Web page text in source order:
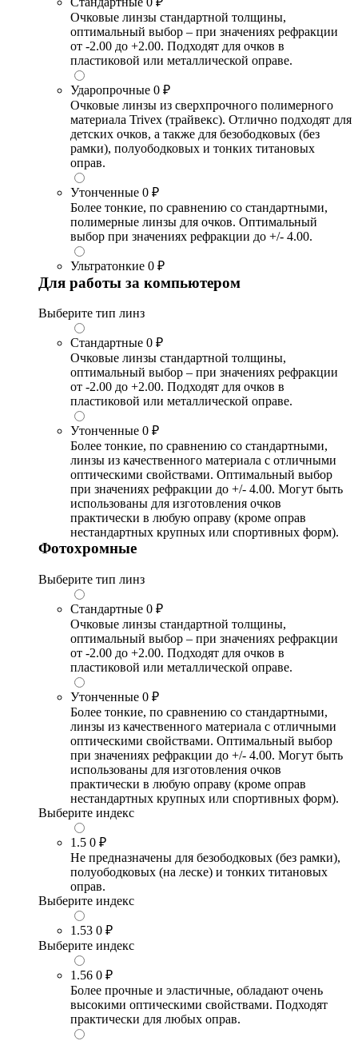
Очковые линзы стандартной толщины,
оптимальный выбор – при значениях рефракции
от -2.00 до +2.00. Подходят для очков в
пластиковой или металлической оправе.
Ударопрочные 0 ₽
Очковые линзы из сверхпрочного полимерного
материала Trivex (трайвекс). Отлично подходят для
детских очков, а также для безободковых (без
рамки), полуободковых и тонких титановых
оправ.
Утонченные 0 ₽
Более тонкие, по сравнению со стандартными,
полимерные линзы для очков. Оптимальный
выбор при значениях рефракции до +/- 4.00.
Ультратонкие 0 ₽
Для работы за компьютером
Выберите тип линз
Стандартные 0 ₽
Очковые линзы стандартной толщины,
оптимальный выбор – при значениях рефракции
от -2.00 до +2.00. Подходят для очков в
пластиковой или металлической оправе.
Утонченные 0 ₽
Более тонкие, по сравнению со стандартными,
линзы из качественного материала с отличными
оптическими свойствами. Оптимальный выбор
при значениях рефракции до +/- 4.00. Могут быть
использованы для изготовления очков
практически в любую оправу (кроме оправ
нестандартных крупных или спортивных форм).
Фотохромные
Выберите тип линз
Стандартные 0 ₽
Очковые линзы стандартной толщины,
оптимальный выбор – при значениях рефракции
от -2.00 до +2.00. Подходят для очков в
пластиковой или металлической оправе.
Утонченные 0 ₽
Более тонкие, по сравнению со стандартными,
линзы из качественного материала с отличными
оптическими свойствами. Оптимальный выбор
при значениях рефракции до +/- 4.00. Могут быть
использованы для изготовления очков
практически в любую оправу (кроме оправ
нестандартных крупных или спортивных форм).
Выберите индекс
1.5 0 ₽
Не предназначены для безободковых (без рамки),
полуободковых (на леске) и тонких титановых
оправ.
Выберите индекс
1.53 0 ₽
Выберите индекс
1.56 0 ₽
Более прочные и эластичные, обладают очень
высокими оптическими свойствами. Подходят
практически для любых оправ.